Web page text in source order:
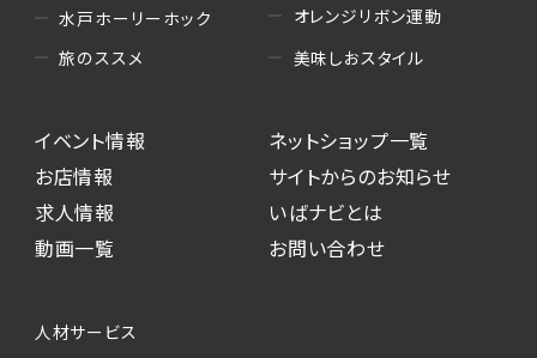
水戸ホーリーホック
旅のススメ
オレンジリボン運動
美味しおスタイル
イベント情報
お店情報
求人情報
動画一覧
ネットショップ一覧
サイトからのお知らせ
いばナビとは
お問い合わせ
人材サービス